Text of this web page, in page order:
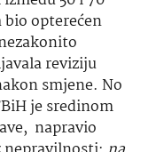
opterećen
reviziju
smjene. No
je sredinom
napravio